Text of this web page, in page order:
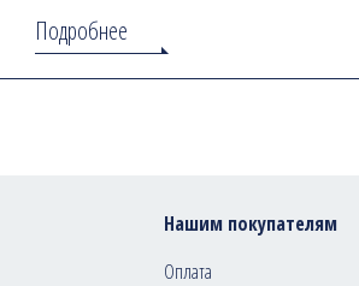
Подробнее
Нашим покупателям
Оплата